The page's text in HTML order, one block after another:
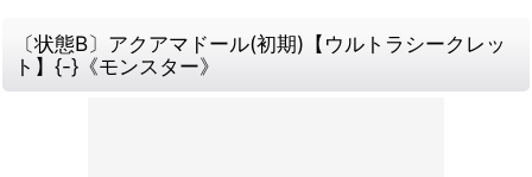
〔状態B〕アクアマドール(初期)【ウルトラシークレッ
ト】{-}《モンスター》